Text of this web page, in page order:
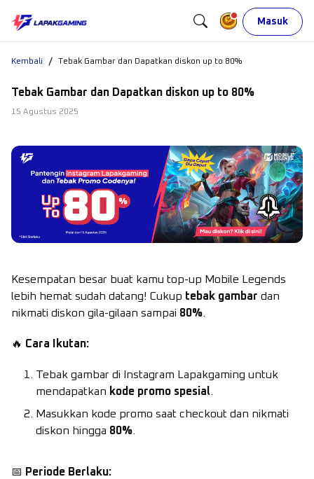
Masuk
Kembali / Tebak Gambar dan Dapatkan diskon up to 80%
Tebak Gambar dan Dapatkan diskon up to 80%
15 Agustus 2025
Kesempatan besar buat kamu top-up Mobile Legends
lebih hemat sudah datang! Cukup tebak gambar dan
nikmati diskon gila-gilaan sampai 80%
🔥 Cara Ikutan:
Tebak gambar di Instagram Lapakgaming untuk
mendapatkan kode promo spesial
Masukkan kode promo saat checkout dan nikmati
diskon hingga 80%
📅 Periode Berlaku: